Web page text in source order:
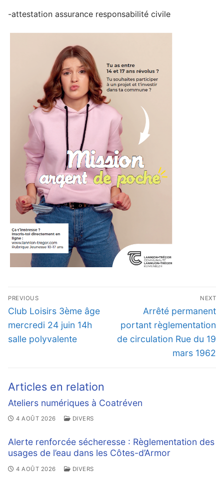
-attestation assurance responsabilité civile
Navigation
de
l’article
PREVIOUS
Previous
post:
Club Loisirs 3ème âge
mercredi 24 juin 14h
salle polyvalente
NEXT
Next
post:
Arrêté permanent
portant règlementation
de circulation Rue du 19
mars 1962
Articles en relation
Ateliers numériques à Coatréven
4 AOÛT 2026 DIVERS
Alerte renforcée sécheresse : Règlementation des
usages de l’eau dans les Côtes-d’Armor
4 AOÛT 2026 DIVERS